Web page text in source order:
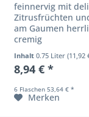
feinnervig mit
Zitrusfrüchten
am Gaumen
cremig
Inhalt 0.75 Liter (11,92
8,94 € *
6 Flaschen 53,64 € *
Merken